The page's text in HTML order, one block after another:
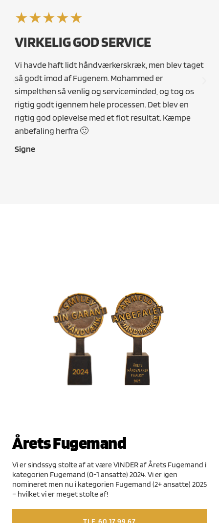
★★★★★
VIRKELIG GOD SERVICE
Vi havde haft lidt håndværkerskræk, men blev taget
så godt imod af Fugenem. Mohammed er
simpelthen så venlig og serviceminded, og tog os
rigtig godt igennem hele processen. Det blev en
rigtig god oplevelse med et flot resultat. Kæmpe
anbefaling herfra 🙂
Signe
Årets Fugemand
Vi er sindssyg stolte af at være VINDER af Årets Fugemand i
kategorien Fugemand (0-1 ansatte) 2024. Vi er igen
nomineret men nu i kategorien Fugemand (2+ ansatte) 2025
– hvilket vi er meget stolte af!